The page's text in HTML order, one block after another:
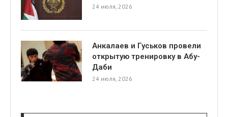
24 июля, 2026
Анкалаев и Гуськов провели
открытую тренировку в Абу-
Даби
24 июля, 2026